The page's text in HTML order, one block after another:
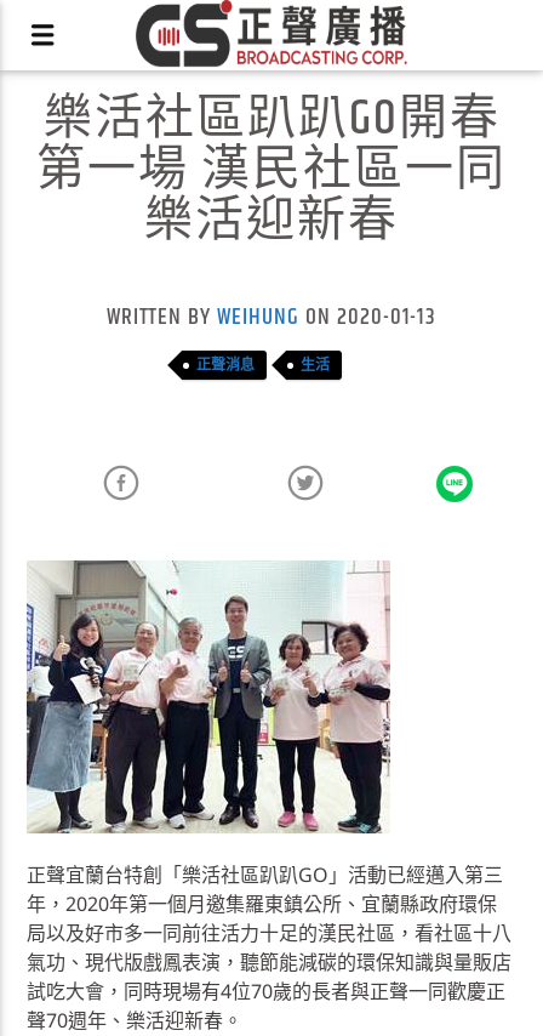
樂活社區趴趴GO開春
第一場 漢民社區一同
樂活迎新春
WRITTEN BYWEIHUNG ON 2020-01-13
正聲消息 生活
正聲宜蘭台特創「樂活社區趴趴GO」活動已經邁入第三
年，2020年第一個月邀集羅東鎮公所、宜蘭縣政府環保
局以及好市多一同前往活力十足的漢民社區，看社區十八
氣功、現代版戲鳳表演，聽節能減碳的環保知識與量販店
試吃大會，同時現場有4位70歲的長者與正聲一同歡慶正
聲70週年、樂活迎新春。